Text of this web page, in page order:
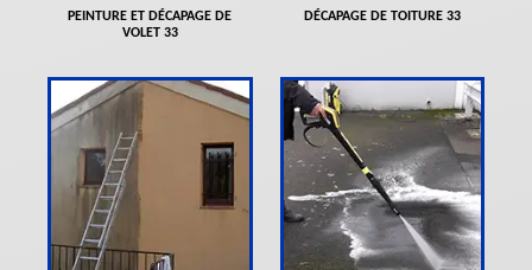
PEINTURE ET DÉCAPAGE DE
VOLET 33
DÉCAPAGE DE TOITURE 33